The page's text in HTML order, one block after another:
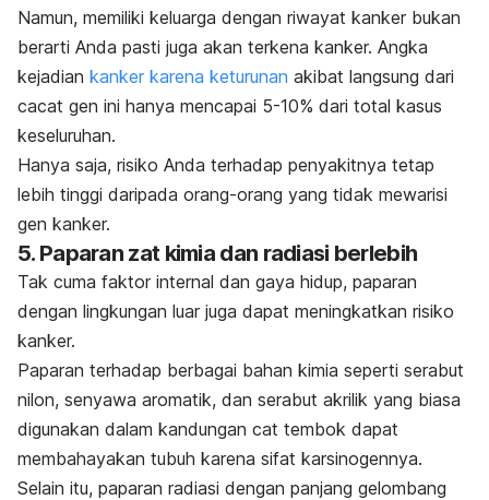
Namun, memiliki keluarga dengan riwayat kanker bukan
berarti Anda pasti juga akan terkena kanker. Angka
kejadian kanker karena keturunan akibat langsung dari
cacat gen ini hanya mencapai 5-10% dari total kasus
keseluruhan.
Hanya saja, risiko Anda terhadap penyakitnya tetap
lebih tinggi daripada orang-orang yang tidak mewarisi
gen kanker.
5. Paparan zat kimia dan radiasi berlebih
Tak cuma faktor internal dan gaya hidup, paparan
dengan lingkungan luar juga dapat meningkatkan risiko
kanker.
Paparan terhadap berbagai bahan kimia seperti serabut
nilon, senyawa aromatik, dan serabut akrilik yang biasa
digunakan dalam kandungan cat tembok dapat
membahayakan tubuh karena sifat karsinogennya.
Selain itu, paparan radiasi dengan panjang gelombang